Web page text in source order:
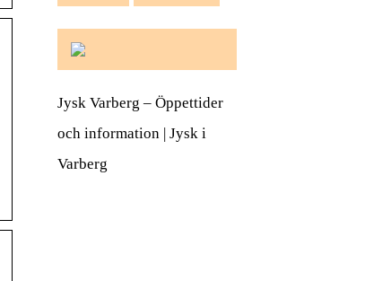
Jysk Varberg – Öppettider
och information | Jysk i
Varberg